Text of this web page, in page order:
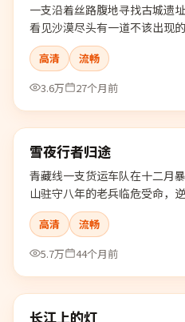
一支沿着丝路腹地寻找古城遗
看见沙漠尽头有一道不该出现
白。
高清
流畅
3.6万
27个月前
最新
雪夜行者归途
青藏线一支货运车队在十二月
山驻守八年的老兵临危受命，
回来。
高清
流畅
5.7万
44个月前
最新
长江上的灯